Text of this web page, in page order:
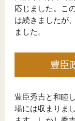
応じました。こ
は続きましたが
ました。
豊臣
豊臣秀吉と和睦
場には収まりま